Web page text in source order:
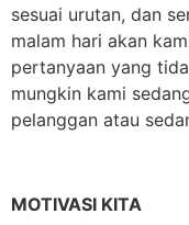
sesuai urutan, dan
malam hari akan
pertanyaan yang
mungkin kami
pelanggan atau
MOTIVASI KITA